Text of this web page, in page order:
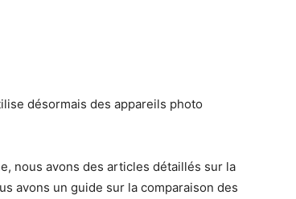
désormais des appareils photo
nous avons des articles détaillés sur la
avons un guide sur la comparaison des